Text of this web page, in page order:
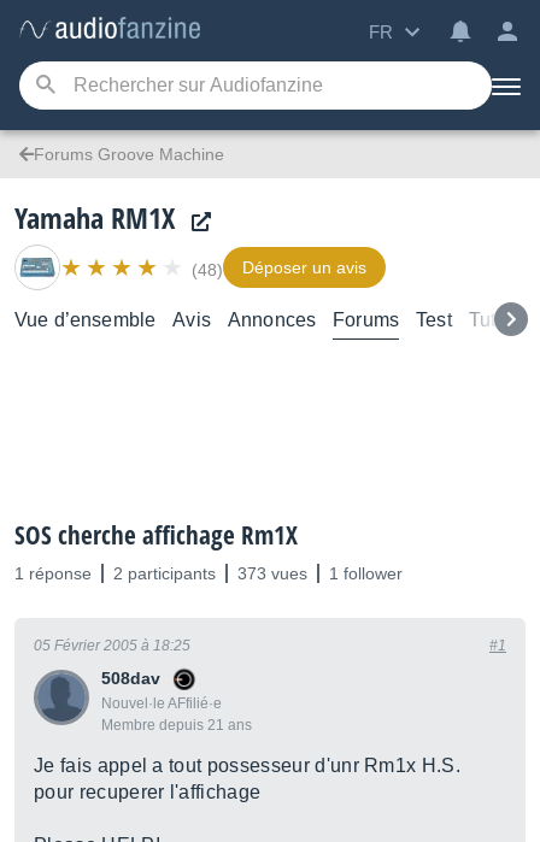
FR
Forums Groove Machine
Yamaha RM1X
(48) Déposer un avis
Vue d’ensemble Avis Annonces Forums Test
SOS cherche affichage Rm1X
1 réponse 2 participants 373 vues 1 follower
508dav
Nouvel·le AFfilié·e
Membre depuis 21 ans
05 Février 2005 à 18:25 #1
Je fais appel a tout possesseur d'unr Rm1x H.S.
pour recuperer l'affichage